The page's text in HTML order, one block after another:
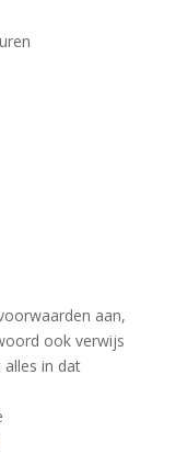
aan,
ook verwijs
in dat